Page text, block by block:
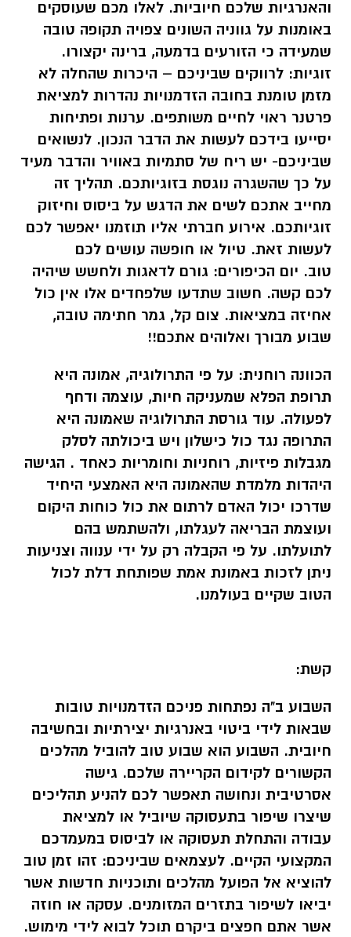
והאנרגיות שלכם חיוביות. לאלו מכם שעוסקים
באומנות על גווניה השונים צפויה תקופה טובה
שמעידה כי הזורעים בדמעה, ברינה יקצורו.
זוגיות: לרווקים שביניכם – היכרות שהחלה לא
מזמן טומנת בחובה הזדמנויות נהדרות למציאת
פרטנר ראוי לחיים משותפים. ערנות ופתיחות
יסייעו בידכם לעשות את הדבר הנכון. לנשואים
שביניכם- יש ריח של סתמיות באוויר והדבר מעיד
על כך שהשגרה נוגסת בזוגיותכם. תהליך זה
מחייב אתכם לשים את הדגש על ביסוס וחיזוק
זוגיותכם. אירוע חברתי אליו תוזמנו יאפשר לכם
לעשות זאת. טיול או חופשה עושים לכם
טוב. יום הכיפורים: גורם לדאגות ולחשש שיהיה
לכם קשה. חשוב שתדעו שלפחדים אלו אין כול
אחיזה במציאות. צום קל, גמר חתימה טובה,
שבוע מבורך ואלוהים אתכם!!
הכוונה רוחנית: על פי התרולוגיה, אמונה היא
תרופת הפלא שמעניקה חיות, עוצמה ודחף
לפעולה. עוד גורסת התרולוגיה שאמונה היא
התרופה נגד כול כישלון ויש ביכולתה לסלק
מגבלות פיזיות, רוחניות וחומריות כאחד . הגישה
היהדות מלמדת שהאמונה היא האמצעי היחיד
שדרכו יכול האדם לרתום את כול כוחות היקום
ועוצמת הבריאה לעגלתו, ולהשתמש בהם
לתועלתו. על פי הקבלה רק על ידי ענווה וצניעות
ניתן לזכות באמונת אמת שפותחת דלת לכול
הטוב שקיים בעולמנו.
קשת:
השבוע ב"ה נפתחות פניכם הזדמנויות טובות
שבאות לידי ביטוי באנרגיות יצירתיות ובחשיבה
חיובית. השבוע הוא שבוע טוב להוביל מהלכים
הקשורים לקידום הקריירה שלכם. גישה
אסרטיבית ונחושה תאפשר לכם להניע תהליכים
שיצרו שיפור בתעסוקה שיוביל או למציאת
עבודה והתחלת תעסוקה או לביסוס במעמדכם
המקצועי הקיים. לעצמאים שביניכם: זהו זמן טוב
להוציא אל הפועל מהלכים ותוכניות חדשות אשר
יביאו לשיפור בתזרים המזומנים. עסקה או חוזה
אשר אתם חפצים ביקרם תוכל לבוא לידי מימוש.